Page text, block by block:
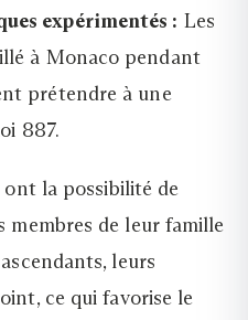
expérimentés : Les
à Monaco pendant
prétendre à une
887.
la possibilité de
membres de leur famille
leurs
ce qui favorise le